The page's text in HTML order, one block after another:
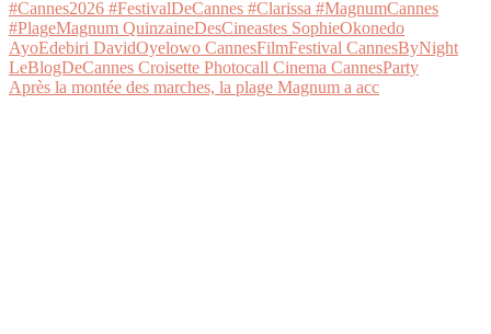
Après la montée des marches, la plage Magnum a acc